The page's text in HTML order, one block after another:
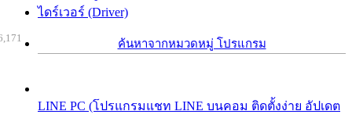
ไดร์เวอร์ (Driver)
ค้นหาจากหมวดหมู่ โปรแกรม
LINE PC (โปรแกรมแชท LINE บนคอม ติดตั้งง่าย อัปเดต